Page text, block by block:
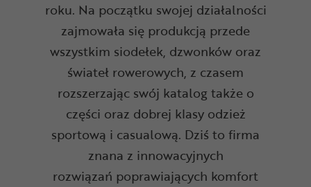
roku. Na początku swojej działalności
zajmowała się produkcją przede
wszystkim siodełek, dzwonków oraz
świateł rowerowych, z czasem
rozszerzając swój katalog także o
części oraz dobrej klasy odzież
sportową i casualową. Dziś to firma
znana z innowacyjnych
rozwiązań poprawiających komfort